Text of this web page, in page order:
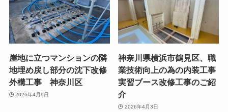
崖地に立つマンションの隣
地埋め戻し部分の沈下改修
外構工事 神奈川区
2026年4月9日
神奈川県横浜市鶴見区、職
業技術向上の為の内装工事
実習ブース改修工事のご紹
介
2026年4月3日